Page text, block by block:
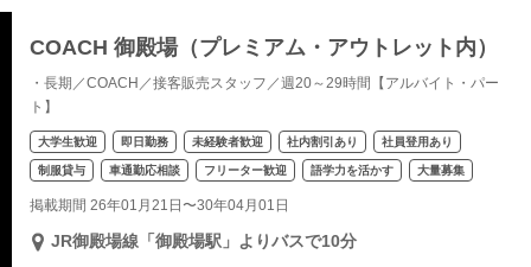
COACH 御殿場（プレミアム・アウトレット内）
・長期／COACH／接客販売スタッフ／週20～29時間【アルバイト・パー
ト】
大学生歓迎 即日勤務 未経験者歓迎 社内割引あり 社員登用あり
制服貸与 車通勤応相談 フリーター歓迎 語学力を活かす 大量募集
掲載期間 26年01月21日〜30年04月01日
JR御殿場線「御殿場駅」よりバスで10分